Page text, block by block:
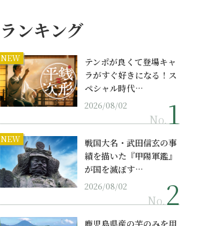
ランキング
NEW
テンポが良くて登場キャ
ラがすぐ好きになる！ス
ペシャル時代…
2026/08/02
No.
NEW
戦国大名・武田信玄の事
績を描いた『甲陽軍鑑』
が国を滅ぼす…
2026/08/02
No.
鹿児島県産の芋のみを用